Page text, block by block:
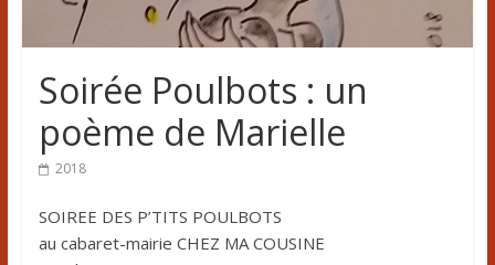
Soirée Poulbots : un
poème de Marielle
2018
SOIREE DES P’TITS POULBOTS
au cabaret-mairie CHEZ MA COUSINE